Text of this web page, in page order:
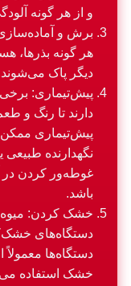
و از هر گونه
برش و
هر گونه بذرها،
دیگر پاک
پیش‌تیماری: برخی
دارند تا رنگ و
پیش‌تیماری
نگهدارنده طبیعی
غوطه‌ور کردن در
باشد.
خشک کردن:
دستگاه‌های
دستگاه‌ها
خشک استفاده